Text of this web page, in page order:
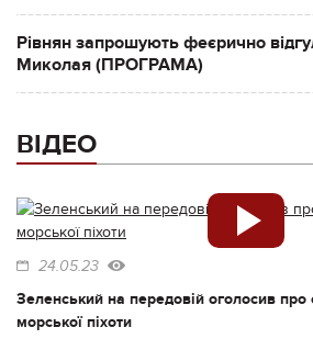
Рівнян запрошують феєрично
Миколая (ПРОГРАМА)
ВІДЕО
24.05.23
Зеленський на передовій оголосив про
морської піхоти